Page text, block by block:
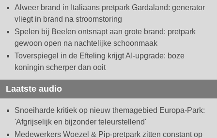
Alweer brand in Italiaans pretpark Gardaland: generator
vliegt in brand na stroomstoring
Spelen bij Beelen ontsnapt aan grote brand: pretpark
gewoon open na nachtelijke schoonmaak
Toverspiegel in de Efteling krijgt AI-upgrade: boze
koningin scherper dan ooit
Laatste audio
Snoeiharde kritiek op nieuw themagebied Europa-Park:
'Afgrijselijk en bijzonder teleurstellend'
Medewerkers Woezel & Pip-pretpark zitten constant op